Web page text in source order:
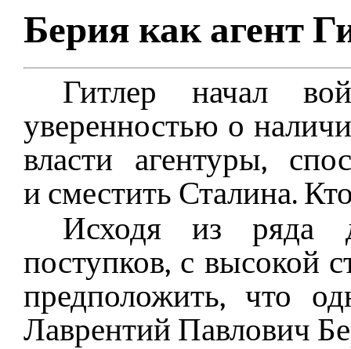
Берия как агент
Гитлер начал
уверенностью о
власти агентуры,
и сместить Сталина.
Исходя из ряда
поступков, с высокой
предположить, что
Лаврентий Павлович